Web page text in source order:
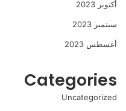
أكتوبر 2023
سبتمبر 2023
أغسطس 2023
Categories
Uncategorized